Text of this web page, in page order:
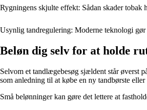
Rygningens skjulte effekt: Sådan skader
Usynlig tandregulering: Moderne teknologi gør
Beløn dig selv for at holde
Selvom et tandlægebesøg sjældent står øverst
som anledning til at købe en ny tandbørste
Små belønninger kan gøre det lettere at